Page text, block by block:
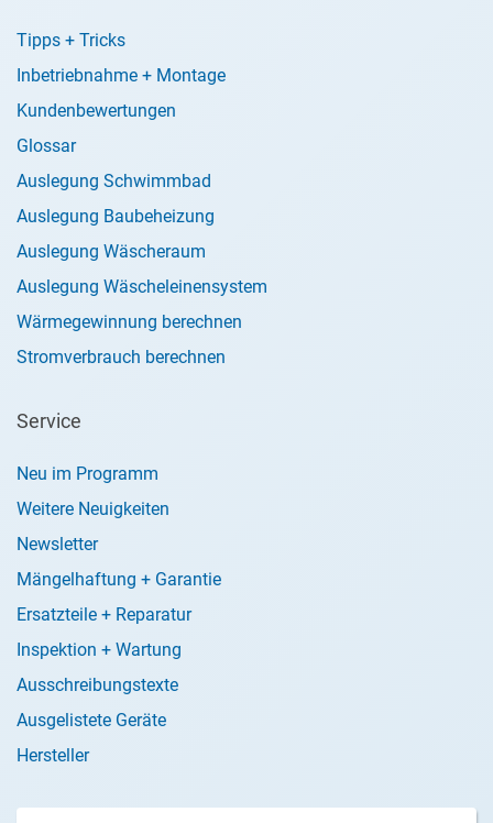
Tipps + Tricks
Inbetriebnahme + Montage
Kundenbewertungen
Glossar
Auslegung Schwimmbad
Auslegung Baubeheizung
Auslegung Wäscheraum
Auslegung Wäscheleinensystem
Wärmegewinnung berechnen
Stromverbrauch berechnen
Service
Neu im Programm
Weitere Neuigkeiten
Newsletter
Mängelhaftung + Garantie
Ersatzteile + Reparatur
Inspektion + Wartung
Ausschreibungstexte
Ausgelistete Geräte
Hersteller